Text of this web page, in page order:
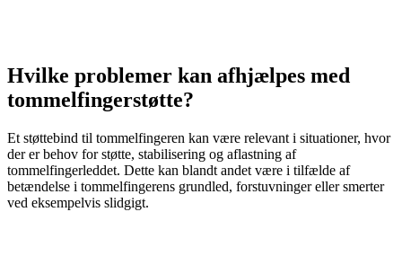
Hvilke problemer kan afhjælpes med
tommelfingerstøtte?
Et støttebind til tommelfingeren kan være relevant i situationer, hvor
der er behov for støtte, stabilisering og aflastning af
tommelfingerleddet. Dette kan blandt andet være i tilfælde af
betændelse i tommelfingerens grundled, forstuvninger eller smerter
ved eksempelvis slidgigt.